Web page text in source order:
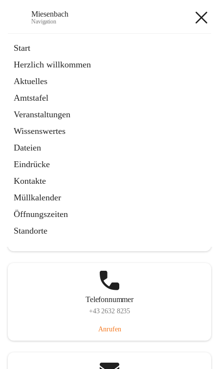
Miesenbach
Navigation
Start
Herzlich willkommen
Aktuelles
Amtstafel
Veranstaltungen
Wissenswertes
Dateien
Eindrücke
Kontakte
Müllkalender
Öffnungszeiten
Standorte
Externe Webseite
in
Tab
Region Schneebergland
Externe Webseite
öffnet
in
neuem
Tab
Telefonnummer
+43 2632 8235
Anrufen